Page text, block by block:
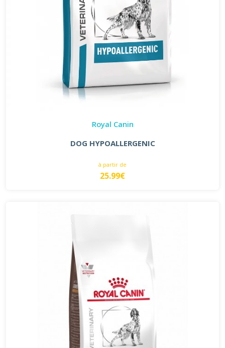
Royal Canin
DOG HYPOALLERGENIC
à partir de
25.99€